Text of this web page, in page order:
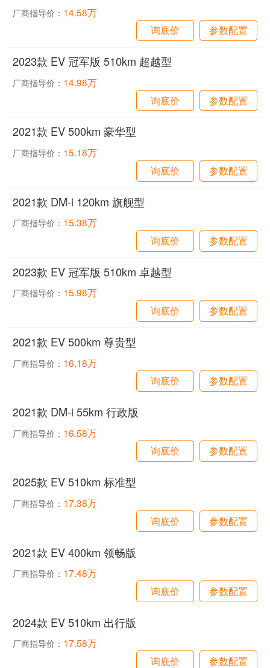
厂商指导价： 14.58万
询底价
参数配置
2023款 EV 冠军版 510km 超越型
厂商指导价： 14.98万
询底价
参数配置
2021款 EV 500km 豪华型
厂商指导价： 15.18万
询底价
参数配置
2021款 DM-i 120km 旗舰型
厂商指导价： 15.38万
询底价
参数配置
2023款 EV 冠军版 510km 卓越型
厂商指导价： 15.98万
询底价
参数配置
2021款 EV 500km 尊贵型
厂商指导价： 16.18万
询底价
参数配置
2021款 DM-i 55km 行政版
厂商指导价： 16.58万
询底价
参数配置
2025款 EV 510km 标准型
厂商指导价： 17.38万
询底价
参数配置
2021款 EV 400km 领畅版
厂商指导价： 17.48万
询底价
参数配置
2024款 EV 510km 出行版
厂商指导价： 17.58万
询底价
参数配置